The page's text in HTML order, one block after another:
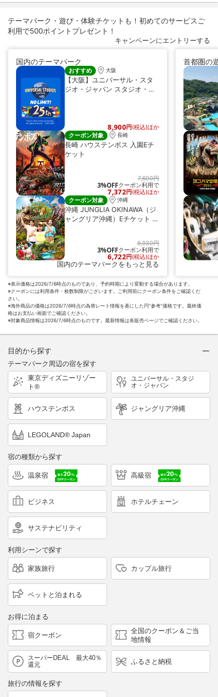
テーマパーク・遊び・体験チケットも！初めてのサービスご
利用で500ポイントプレゼント！
キャンペーンにエントリーする
国内のテーマパーク
おすすめ 大阪
【大阪】ユニバーサル・スタ
ジオ・ジャパン スタジオ・パ
8,900円(税込)ほか
クーポン対象
長崎
長崎 ハウステンボス 入園Eチ
ケット
7,600円
3%OFFクーポン利用で
7,372円(税込)ほか
クーポン対象
沖縄
沖縄 JUNGLIA OKINAWA（ジ
ャングリア沖縄）Eチケット 予
6,930円
3%OFFクーポン利用で
6,722円(税込)ほか
国内のテーマパークをもっと見る
首都圏の
※表示価格は2026/7/6時点のものであり、予約時期により変動する場合があります。
※クーポンには利用条件・枚数制限がございます。ご利用前にクーポン条件をご確認くだ
さい。
※海外商品の価格は2026/7/6時点の為替レート情報を基にした円“参考”価格です。最終価
格はお支払い画面でご確認ください。
※対象商品情報は2026/7/6時点のものです。最新情報は各販売ページでご確認ください。
目的から探す
テーマパーク周辺の宿を探す
東京ディズニーリゾー
ト®
ユニバーサル・スタジ
オ・ジャパン
ハウステンボス ジャングリア沖縄
LEGOLAND® Japan
宿の種類から探す
温泉宿 高級宿
ビジネス ホテルチェーン
サステナビリティ
利用シーンで探す
家族旅行 カップル旅行
ペットと泊まれる
お得に泊まる
宿クーポン
全国のクーポン＆ご当
地情報
スーパーDEAL 最大40％
還元
ふるさと納税
旅行の情報を探す